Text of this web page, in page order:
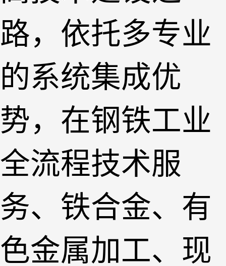
路，依托多专业
的系统集成优
势，在钢铁工业
全流程技术服
务、铁合金、有
色金属加工、现